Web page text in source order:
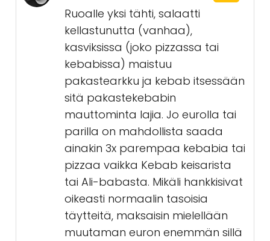
Ruoalle yksi tähti, salaatti
kellastunutta (vanhaa),
kasviksissa (joko pizzassa tai
kebabissa) maistuu
pakastearkku ja kebab itsessään
sitä pakastekebabin
mauttominta lajia. Jo eurolla tai
parilla on mahdollista saada
ainakin 3x parempaa kebabia tai
pizzaa vaikka Kebab keisarista
tai Ali-babasta. Mikäli hankkisivat
oikeasti normaalin tasoisia
täytteitä, maksaisin mielellään
muutaman euron enemmän sillä